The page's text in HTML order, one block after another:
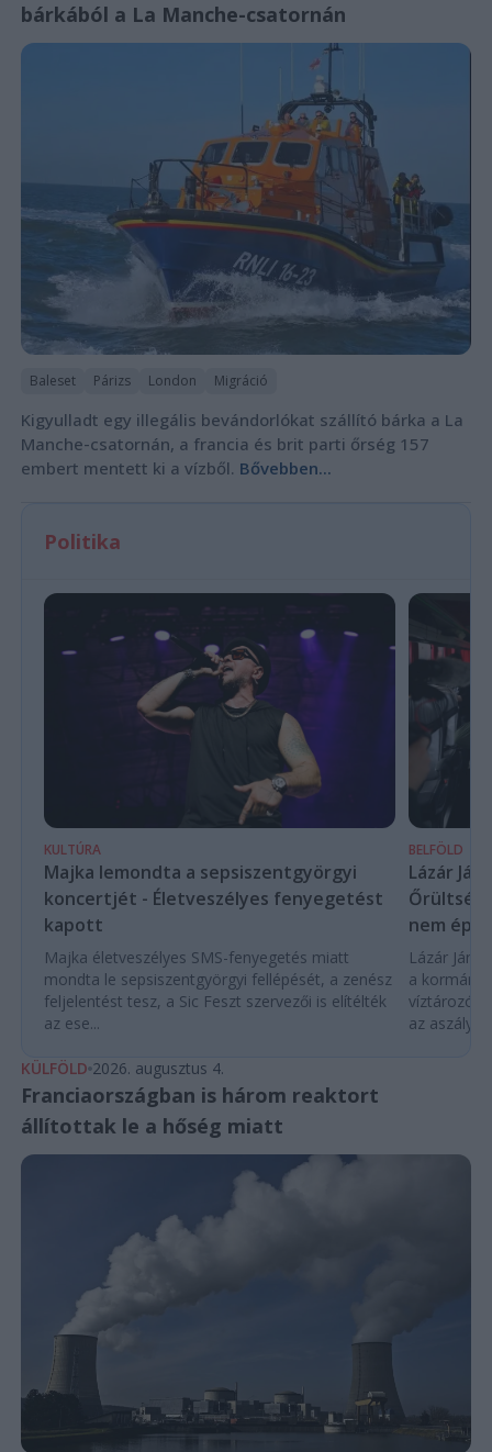
bárkából a La Manche-csatornán
Baleset Párizs London Migráció
Kigyulladt egy illegális bevándorlókat szállító bárka a La
Manche-csatornán, a francia és brit parti őrség 157
embert mentett ki a vízből. Bővebben...
Politika
KULTÚRA
Majka lemondta a sepsiszentgyörgyi
koncertjét - Életveszélyes fenyegetést
kapott
Majka életveszélyes SMS-fenyegetés miatt
mondta le sepsiszentgyörgyi fellépését, a zenész
feljelentést tesz, a Sic Feszt szervezői is elítélték
az ese...
BELFÖLD
Lázár
Őrültség
nem
Lázár
a kormány
az
KÜLFÖLD 2026. augusztus 4.
Franciaországban is három reaktort
állítottak le a hőség miatt